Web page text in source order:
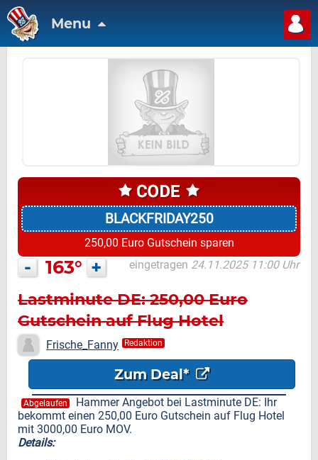
Menu
BLACKFRIDAY250
250,00 Euro Gutschein sparen
- 163° + eingetragen 24.11.2025 11:00 Uhr
Lastminute DE: 250,00 Euro
Gutschein auf Flug Hotel
Frische_Fanny Redaktion
Zum Deal*
Abgelaufen
Hammer Angebot bei Lastminute DE: Ihr
bekommt einen 250,00 Euro Gutschein auf Flug Hotel
mit 3000,00 Euro MOV.
Details: